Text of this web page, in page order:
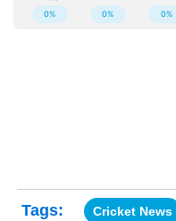
Tags: Cricket News